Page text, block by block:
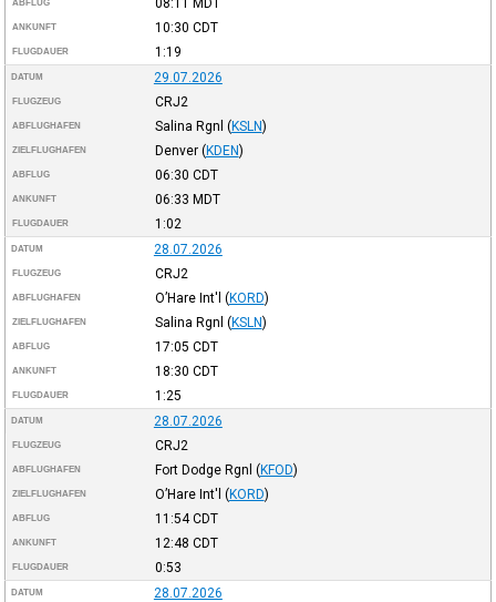
ABFLUG
ANKUNFT 10:30 CDT
FLUGDAUER 1:19
DATUM 29.07.2026
FLUGZEUG CRJ2
ABFLUGHAFEN Salina Rgnl (KSLN)
ZIELFLUGHAFEN Denver (KDEN)
ABFLUG 06:30 CDT
ANKUNFT 06:33 MDT
FLUGDAUER 1:02
DATUM 28.07.2026
FLUGZEUG CRJ2
ABFLUGHAFEN O’Hare Int'l (KORD)
ZIELFLUGHAFEN Salina Rgnl (KSLN)
ABFLUG 17:05 CDT
ANKUNFT 18:30 CDT
FLUGDAUER 1:25
DATUM 28.07.2026
FLUGZEUG CRJ2
ABFLUGHAFEN Fort Dodge Rgnl (KFOD)
ZIELFLUGHAFEN O’Hare Int'l (KORD)
ABFLUG 11:54CDT
ANKUNFT 12:48 CDT
FLUGDAUER 0:53
DATUM 28.07.2026